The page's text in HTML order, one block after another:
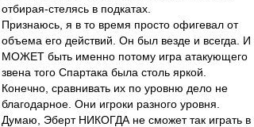
отбирая-стелясь в подкатах.
Признаюсь, я в то время просто офигевал от
объема его действий. Он был везде и всегда. И
МОЖЕТ быть именно потому игра атакующего
звена того Спартака была столь яркой.
Конечно, сравнивать их по уровню дело не
благодарное. Они игроки разного уровня.
Думаю, Эберт НИКОГДА не сможет так играть в